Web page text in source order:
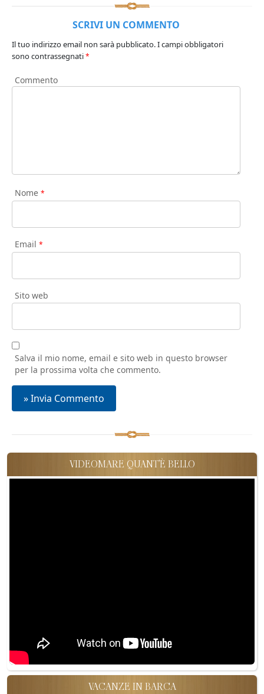
SCRIVI UN COMMENTO
Il tuo indirizzo email non sarà pubblicato.I campi obbligatori
sono contrassegnati*
Commento
Nome *
Email *
Sito web
Salva il mio nome, email e sito web in questo browser
per la prossima volta che commento.
VIDEOMARE QUANT'È BELLO
VACANZE IN BARCA